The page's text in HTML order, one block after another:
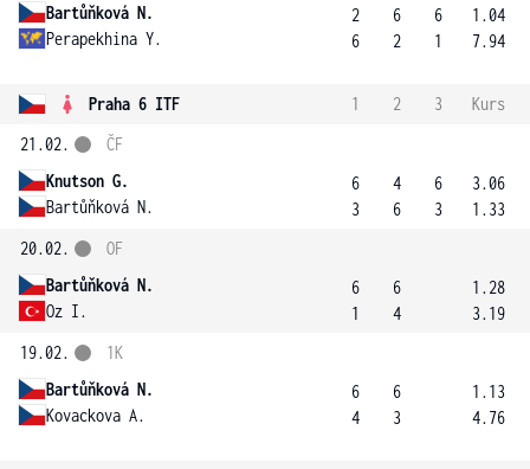
Bartůňková N.
Perapekhina Y.
2
6
6
2
6
1
1.04
7.94
Praha 6 ITF 1 2 3
Kurs
21.02.
Knutson G.
Bartůňková N.
ČF
6
3
4
6
6
3
3.06
1.33
20.02.
Bartůňková N.
Oz I.
OF
6
1
6
4
1.28
3.19
19.02.
Bartůňková N.
Kovackova A.
1K
6
4
6
3
1.13
4.76